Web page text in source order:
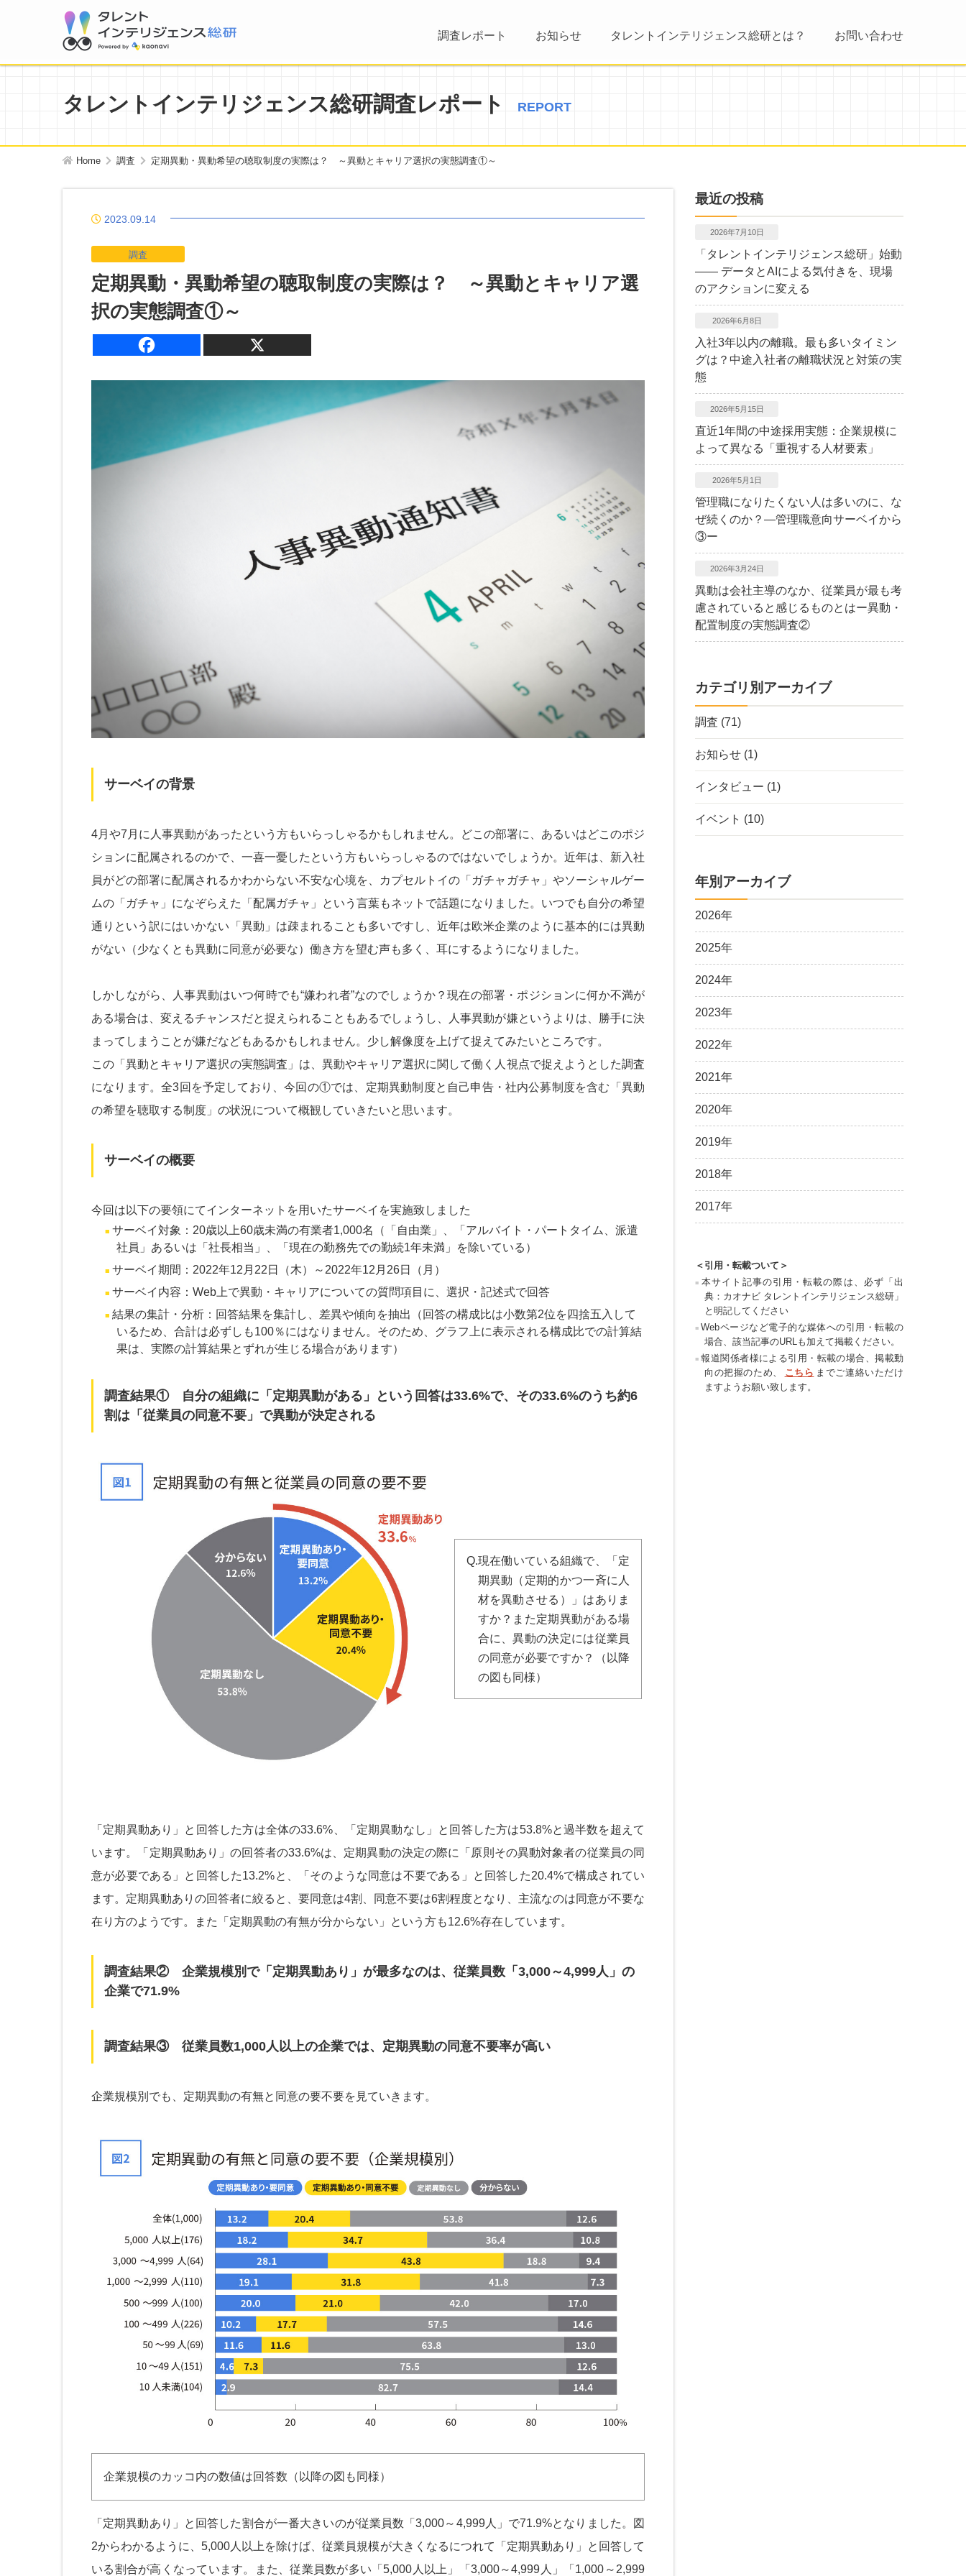
調査レポート お知らせ タレントインテリジェンス総研とは？ お問い合わせ
タレントインテリジェンス総研調査レポート REPORT
Home 調査 定期異動・異動希望の聴取制度の実際は？ ～異動とキャリア選択の実態調査①～
2023.09.14
調査
定期異動・異動希望の聴取制度の実際は？ ～異動とキャリア選
択の実態調査①～
サーベイの背景
4月や7月に人事異動があったという方もいらっしゃるかもしれません。どこの部署に、あるいはどこのポジ
ションに配属されるのかで、一喜一憂したという方もいらっしゃるのではないでしょうか。近年は、新入社
員がどの部署に配属されるかわからない不安な心境を、カプセルトイの「ガチャガチャ」やソーシャルゲー
ムの「ガチャ」になぞらえた「配属ガチャ」という言葉もネットで話題になりました。いつでも自分の希望
通りという訳にはいかない「異動」は疎まれることも多いですし、近年は欧米企業のように基本的には異動
がない（少なくとも異動に同意が必要な）働き方を望む声も多く、耳にするようになりました。
しかしながら、人事異動はいつ何時でも“嫌われ者”なのでしょうか？現在の部署・ポジションに何か不満が
ある場合は、変えるチャンスだと捉えられることもあるでしょうし、人事異動が嫌というよりは、勝手に決
まってしまうことが嫌だなどもあるかもしれません。少し解像度を上げて捉えてみたいところです。
この「異動とキャリア選択の実態調査」は、異動やキャリア選択に関して働く人視点で捉えようとした調査
になります。全3回を予定しており、今回の①では、定期異動制度と自己申告・社内公募制度を含む「異動
の希望を聴取する制度」の状況について概観していきたいと思います。
サーベイの概要
今回は以下の要領にてインターネットを用いたサーベイを実施致しました
サーベイ対象：20歳以上60歳未満の有業者1,000名（「自由業」、「アルバイト・パートタイム、派遣
社員」あるいは「社長相当」、「現在の勤務先での勤続1年未満」を除いている）
サーベイ期間：2022年12月22日（木）～2022年12月26日（月）
サーベイ内容：Web上で異動・キャリアについての質問項目に、選択・記述式で回答
結果の集計・分析：回答結果を集計し、差異や傾向を抽出（回答の構成比は小数第2位を四捨五入して
いるため、合計は必ずしも100％にはなりません。そのため、グラフ上に表示される構成比での計算結
果は、実際の計算結果とずれが生じる場合があります）
調査結果① 自分の組織に「定期異動がある」という回答は33.6%で、その33.6%のうち約6
割は「従業員の同意不要」で異動が決定される
Q.現在働いている組織で、「定
期異動（定期的かつ一斉に人
材を異動させる）」はありま
すか？また定期異動がある場
合に、異動の決定には従業員
の同意が必要ですか？（以降
の図も同様）
「定期異動あり」と回答した方は全体の33.6%、「定期異動なし」と回答した方は53.8%と過半数を超えて
います。「定期異動あり」の回答者の33.6%は、定期異動の決定の際に「原則その異動対象者の従業員の同
意が必要である」と回答した13.2%と、「そのような同意は不要である」と回答した20.4%で構成されてい
ます。定期異動ありの回答者に絞ると、要同意は4割、同意不要は6割程度となり、主流なのは同意が不要な
在り方のようです。また「定期異動の有無が分からない」という方も12.6%存在しています。
調査結果② 企業規模別で「定期異動あり」が最多なのは、従業員数「3,000～4,999人」の
企業で71.9%
調査結果③ 従業員数1,000人以上の企業では、定期異動の同意不要率が高い
企業規模別でも、定期異動の有無と同意の要不要を見ていきます。
企業規模のカッコ内の数値は回答数（以降の図も同様）
「定期異動あり」と回答した割合が一番大きいのが従業員数「3,000～4,999人」で71.9%となりました。図
2からわかるように、5,000人以上を除けば、従業員規模が大きくなるにつれて「定期異動あり」と回答して
いる割合が高くなっています。また、従業員数が多い「5,000人以上」「3,000～4,999人」「1,000～2,999
最近の投稿
2026年7月10日
「タレントインテリジェンス総研」始動
―― データとAIによる気付きを、現場
のアクションに変える
2026年6月8日
入社3年以内の離職。最も多いタイミン
グは？中途入社者の離職状況と対策の実
態
2026年5月15日
直近1年間の中途採用実態：企業規模に
よって異なる「重視する人材要素」
2026年5月1日
管理職になりたくない人は多いのに、な
ぜ続くのか？―管理職意向サーベイから
③ー
2026年3月24日
異動は会社主導のなか、従業員が最も考
慮されていると感じるものとはー異動・
配置制度の実態調査②
カテゴリ別アーカイブ
調査 (71)
お知らせ (1)
インタビュー (1)
イベント (10)
年別アーカイブ
2026年
2025年
2024年
2023年
2022年
2021年
2020年
2019年
2018年
2017年
＜引用・転載ついて＞
本サイト記事の引用・転載の際は、必ず「出
典：カオナビ タレントインテリジェンス総研」
と明記してください
Webページなど電子的な媒体への引用・転載の
場合、該当記事のURLも加えて掲載ください。
報道関係者様による引用・転載の場合、掲載動
向の把握のため、
こちら までご連絡いただけ
ますようお願い致します。